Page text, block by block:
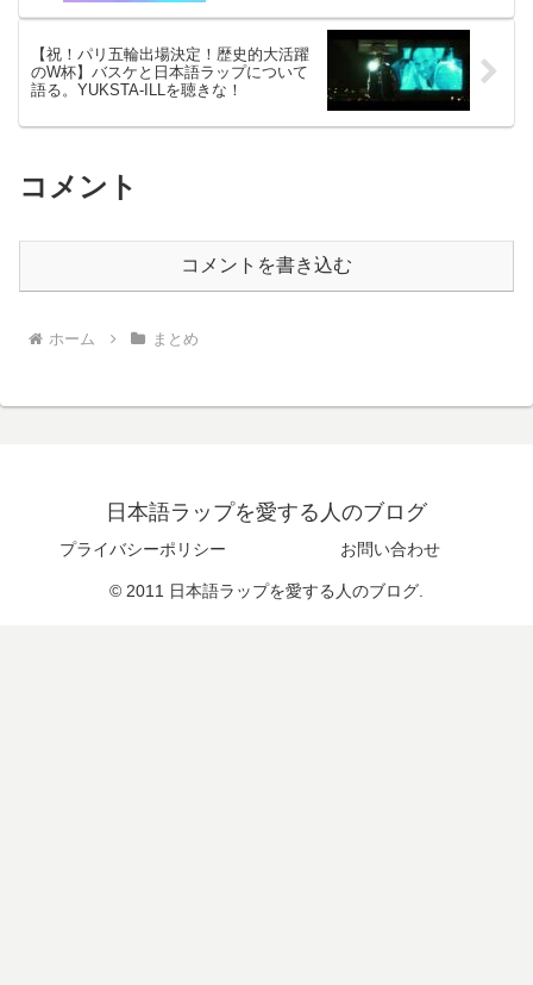
【祝！パリ五輪出場決定！歴史的大活躍
のW杯】バスケと日本語ラップについて
語る。YUKSTA-ILLを聴きな！
コメント
コメントを書き込む
ホーム まとめ
日本語ラップを愛する人のブログ
プライバシーポリシー お問い合わせ
© 2011 日本語ラップを愛する人のブログ.